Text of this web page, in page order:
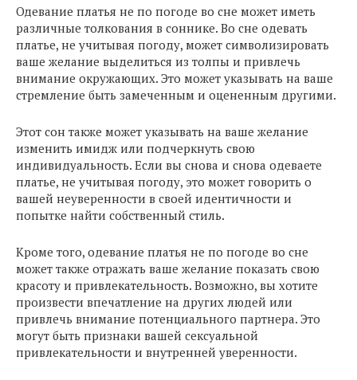
Одевание платья не по погоде во сне может иметь
различные толкования в соннике. Во сне одевать
платье, не учитывая погоду, может символизировать
ваше желание выделиться из толпы и привлечь
внимание окружающих. Это может указывать на ваше
стремление быть замеченным и оцененным другими.
Этот сон также может указывать на ваше желание
изменить имидж или подчеркнуть свою
индивидуальность. Если вы снова и снова одеваете
платье, не учитывая погоду, это может говорить о
вашей неуверенности в своей идентичности и
попытке найти собственный стиль.
Кроме того, одевание платья не по погоде во сне
может также отражать ваше желание показать свою
красоту и привлекательность. Возможно, вы хотите
произвести впечатление на других людей или
привлечь внимание потенциального партнера. Это
могут быть признаки вашей сексуальной
привлекательности и внутренней уверенности.